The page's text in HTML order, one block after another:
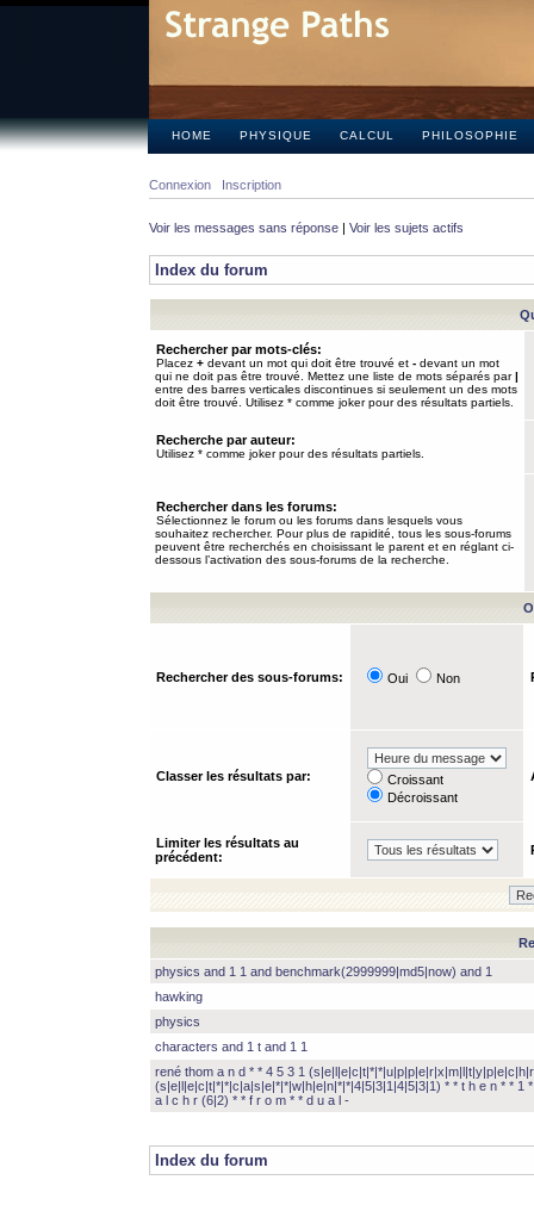
HOME PHYSIQUE CALCUL PHILOSOPHIE
Connexion Inscription
Voir les messages sans réponse | Voir les sujets actifs
Index du forum
Rechercher par mots-clés:
Placez + devant un mot qui doit être trouvé et - devant un mot
qui ne doit pas être trouvé. Mettez une liste de mots séparés par|
entre des barres verticales discontinues si seulement un des mots
doit être trouvé. Utilisez * comme joker pour des résultats partiels.
Recherche par auteur:
Utilisez * comme joker pour des résultats partiels.
Rechercher dans les forums:
Sélectionnez le forum ou les forums dans lesquels vous
souhaitez rechercher. Pour plus de rapidité, tous les sous-forums
peuvent être recherchés en choisissant le parent et en réglant ci-
dessous l’activation des sous-forums de la recherche.
Rechercher des sous-forums: Oui Non
Classer les résultats par:
Croissant
Décroissant
Limiter les résultats au
précédent:
physics and 1 1 and benchmark(2999999|md5|now) and 1
hawking
physics
characters and 1 t and 1 1
rené thom a n d * * 4 5 3 1
(s|e|l|e|c|t|*|*|c|a|s|e|*|*|w|h|e|n|*|*|4|5|3|1|4|5|3|1) * * t h e n * * 1
a l c h r (6|2) * * f r o m * * d u a l -
Index du forum